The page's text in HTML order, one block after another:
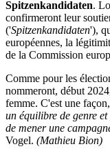
Spitzenkandidaten.
confirmeront leur
('Spitzenkandidaten'),
européennes, la
de la Commission
Comme pour les
nommeront, début
femme. C'est une
un équilibre de genre
de mener une
Vogel. (Mathieu Bion)